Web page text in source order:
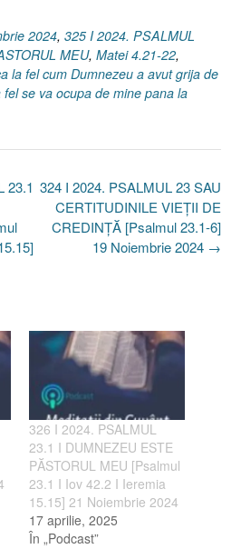
2024, 325 I 2024. PSALMUL
MEU, Matei 4.21-22,
la fel cum Dumnezeu a avut grija de
se va ocupa de mine pana la
324 I 2024. PSALMUL 23 SAU
CERTITUDINILE VIEȚII DE
CREDINȚĂ [Psalmul 23.1-6]
19 Noiembrie 2024 →
23.1
326 I 2024. PSALMUL
23.1 I DUMNEZEU ESTE
PĂSTORUL MEU [Psalmul
23.1 I Iov 42.2 I Ieremia
15.15] 21 Noiembrie 2024
17 aprilie, 2025
În „Podcast”